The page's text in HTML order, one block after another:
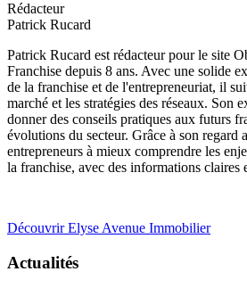
Rédacteur
Patrick Rucard
Patrick Rucard est rédacteur pour le site
Franchise depuis 8 ans. Avec une solide
de la franchise et de l'entrepreneuriat, il
marché et les stratégies des réseaux. Son
donner des conseils pratiques aux futurs
évolutions du secteur. Grâce à son regard
entrepreneurs à mieux comprendre les
la franchise, avec des informations claires
Découvrir Elyse Avenue Immobilier
Actualités